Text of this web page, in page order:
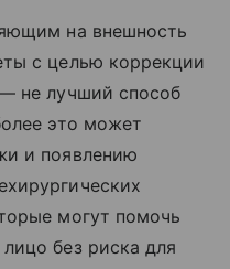
на внешность
с целью коррекции
не лучший способ
это может
и появлению
могут помочь
без риска для